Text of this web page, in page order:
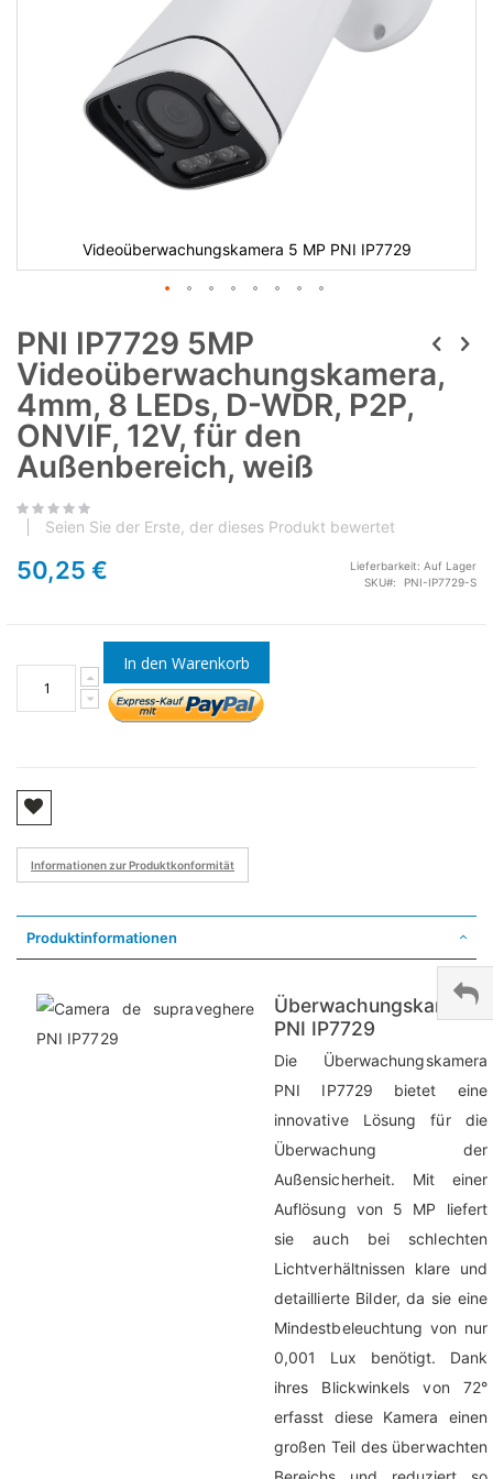
Videoüberwachungskamera 5 MP PNI IP7729
PNI IP7729 5MP
Videoüberwachungskamera,
4mm, 8 LEDs, D-WDR, P2P,
ONVIF, 12V, für den
Außenbereich, weiß
Seien Sie der Erste, der dieses Produkt bewertet
50,25 € Lieferbarkeit: Auf Lager
SKU
PNI-IP7729-S
In den Warenkorb
Informationen zur Produktkonformität
Produktinformationen
Überwachungskamera
PNI IP7729
Die Überwachungskamera
PNI IP7729 bietet eine
innovative Lösung für die
Überwachung der
Außensicherheit. Mit einer
Auflösung von 5 MP liefert
sie auch bei schlechten
Lichtverhältnissen klare und
detaillierte Bilder, da sie eine
Mindestbeleuchtung von nur
0,001 Lux benötigt. Dank
ihres Blickwinkels von 72°
erfasst diese Kamera einen
großen Teil des überwachten